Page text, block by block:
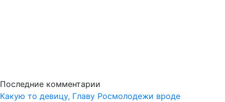
Последние комментарии
Какую то девицу, Главу Росмолодежи вроде